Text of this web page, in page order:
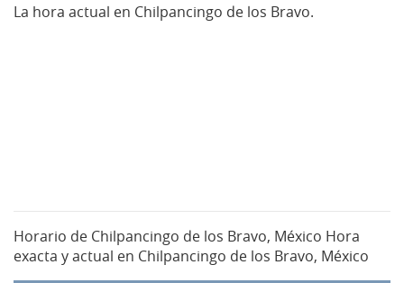
La hora actual en Chilpancingo de los Bravo.
Horario de Chilpancingo de los Bravo, México Hora
exacta y actual en Chilpancingo de los Bravo, México